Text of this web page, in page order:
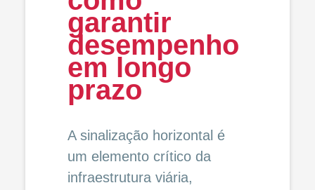
garantir
desempenho
em longo
prazo
A sinalização horizontal é
um elemento crítico da
infraestrutura viária,